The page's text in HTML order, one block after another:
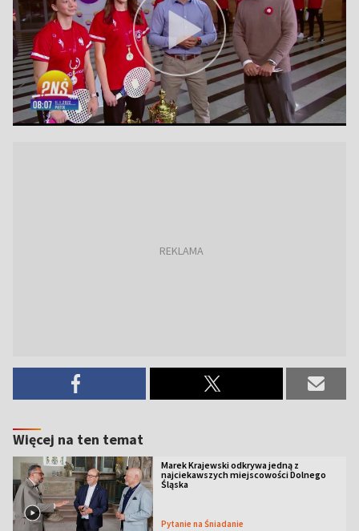
Więcej na ten temat
Marek Krajewski odkrywa jedną z
najciekawszych miejscowości Dolnego
Śląska
Pytanie na Śniadanie